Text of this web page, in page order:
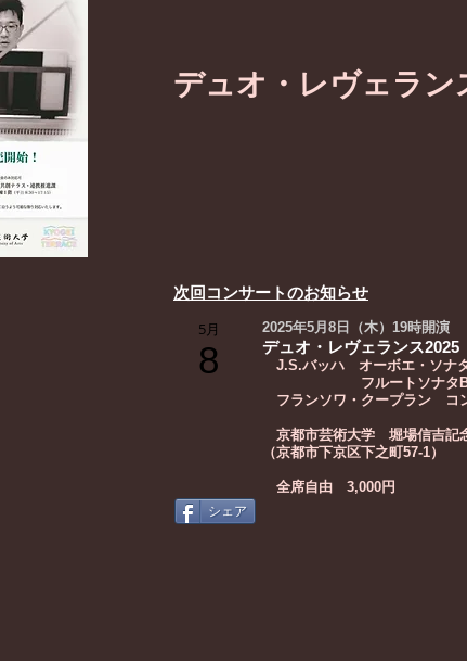
デュオ・レヴェラン
次回コンサートのお知らせ
5月
8
シェア
2025年5月8日（木）19時開演
デュオ・レヴェランス2025
J.S.バッハ オーボエ・ソナ
フルートソナタ
フランソワ・クープラン コ
京都市芸術大学 堀場信吉記
（京都市下京区下之町57-1）
​ 全席自由 3,000円